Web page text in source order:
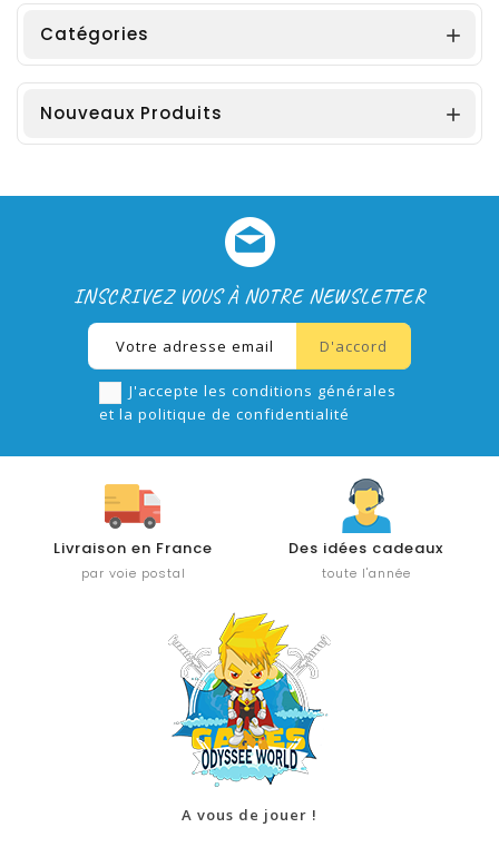
Catégories 
Nouveaux Produits 
INSCRIVEZ VOUS À NOTRE NEWSLETTER
J'accepte les conditions générales
et la politique de confidentialité
Livraison en France
par voie postal
Des idées cadeaux
toute l'année
A vous de jouer !